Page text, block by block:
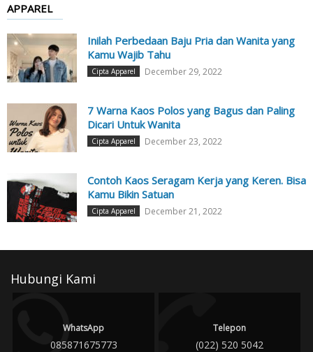
APPAREL
Inilah Perbedaan Baju Pria dan Wanita yang
Kamu Wajib Tahu
Cipta Apparel December 29, 2022
7 Warna Kaos Polos yang Bagus dan Paling
Dicari Untuk Wanita
Cipta Apparel December 23, 2022
Contoh Kaos Seragam Kerja yang Keren. Bisa
Kamu Bikin Satuan
Cipta Apparel December 21, 2022
Hubungi Kami
WhatsApp
085871675773
Telepon
(022) 520 5042